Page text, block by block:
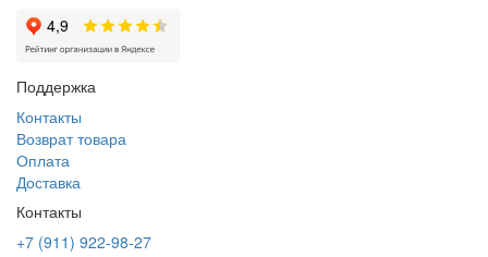
Поддержка
Контакты
Возврат товара
Оплата
Доставка
Контакты
+7 (911) 922-98-27